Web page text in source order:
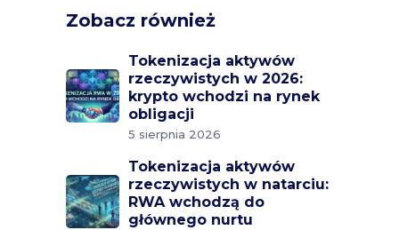
Zobacz również
Tokenizacja aktywów
rzeczywistych w 2026:
krypto wchodzi na rynek
obligacji
5 sierpnia 2026
Tokenizacja aktywów
rzeczywistych w natarciu:
RWA wchodzą do
głównego nurtu